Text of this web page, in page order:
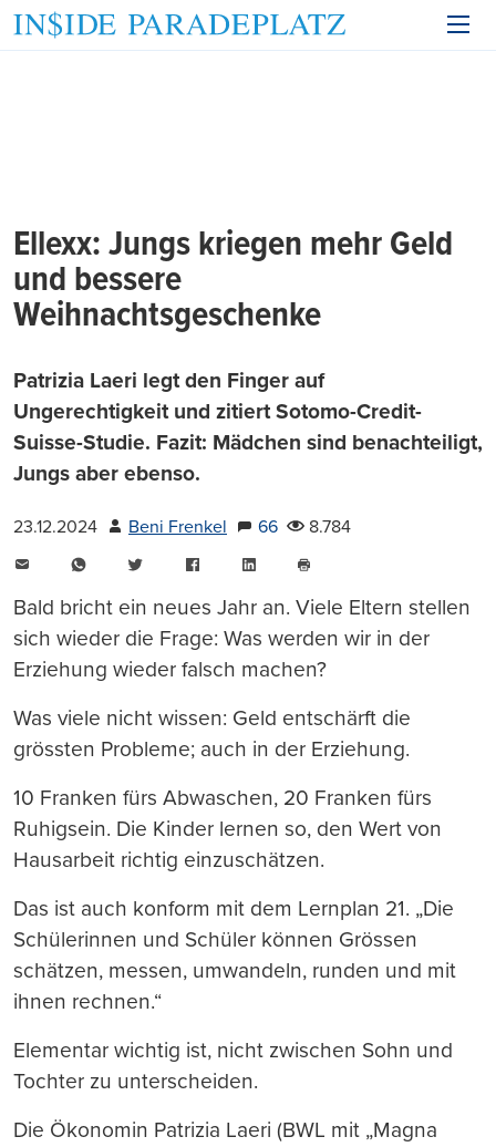
Ellexx: Jungs kriegen mehr Geld
und bessere
Weihnachtsgeschenke
Patrizia Laeri legt den Finger auf
Ungerechtigkeit und zitiert Sotomo-Credit-
Suisse-Studie. Fazit: Mädchen sind benachteiligt,
Jungs aber ebenso.
23.12.2024 Beni Frenkel 66
8.784
WhatsAppTwitter FacebookLinkedIn
drucken
Bald bricht ein neues Jahr an. Viele Eltern stellen
sich wieder die Frage: Was werden wir in der
Erziehung wieder falsch machen?
Was viele nicht wissen: Geld entschärft die
grössten Probleme; auch in der Erziehung.
10 Franken fürs Abwaschen, 20 Franken fürs
Ruhigsein. Die Kinder lernen so, den Wert von
Hausarbeit richtig einzuschätzen.
Das ist auch konform mit dem Lernplan 21. „Die
Schülerinnen und Schüler können Grössen
schätzen, messen, umwandeln, runden und mit
ihnen rechnen.“
Elementar wichtig ist, nicht zwischen Sohn und
Tochter zu unterscheiden.
Die Ökonomin Patrizia Laeri (BWL mit „Magna